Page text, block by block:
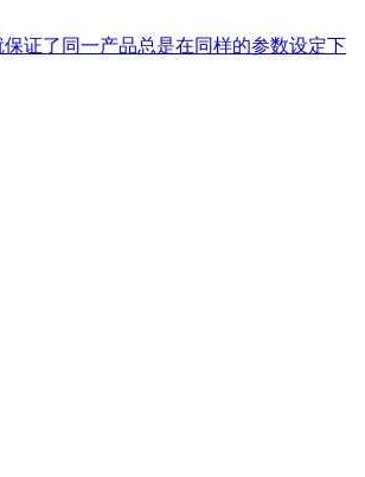
证了同一产品总是在同样的参数设定下